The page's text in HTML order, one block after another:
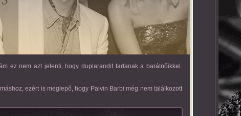
ez nem azt jelenti, hogy duplarandit tartanak a barátnőikkel.
ezért is meglepő, hogy Palvin Barbi még nem találkozott